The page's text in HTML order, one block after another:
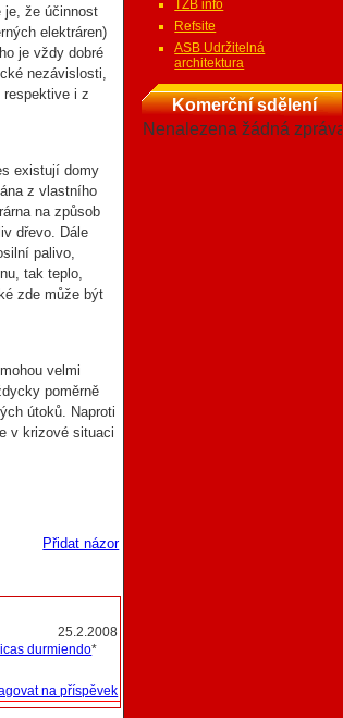
je, že účinnost
elektráren)
je vždy dobré
nezávislosti,
i z
existují domy
z vlastního
na způsob
dřevo. Dále
palivo,
tak teplo,
zde může být
velmi
poměrně
útoků. Naproti
v krizové situaci
Přidat názor
25.2.2008
durmiendo*
na příspěvek
TZB info
Refsite
ASB Udržitelná
architektura
Komerční sdělení
Nenalezena žádná zpráva